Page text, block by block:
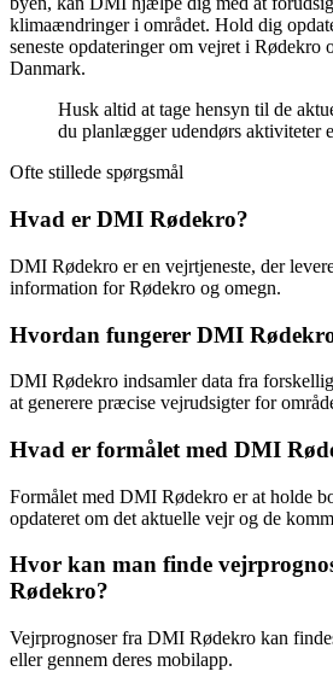
klimaændringer i området. Hold dig
seneste opdateringer om vejret i Rødekro
Danmark.
Husk altid at tage hensyn til de
du planlægger udendørs aktiviteter
Ofte stillede spørgsmål
Hvad er DMI Rødekro?
DMI Rødekro er en vejrtjeneste, der
information for Rødekro og omegn.
Hvordan fungerer DMI
DMI Rødekro indsamler data fra
at generere præcise vejrudsigter for
Hvad er formålet med DMI
Formålet med DMI Rødekro er at holde
opdateret om det aktuelle vejr og de
Hvor kan man finde
Rødekro?
Vejrprognoser fra DMI Rødekro kan
eller gennem deres mobilapp.